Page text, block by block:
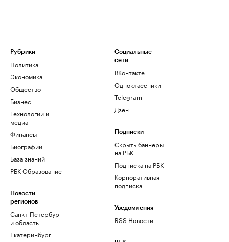
Рубрики
Политика
Экономика
Общество
Бизнес
Технологии и
медиа
Финансы
Биографии
База знаний
РБК Образование
Новости
регионов
Санкт-Петербург
и область
Екатеринбург
Социальные
сети
ВКонтакте
Одноклассники
Telegram
Дзен
Подписки
Скрыть баннеры
на РБК
Подписка на РБК
Корпоративная
подписка
Уведомления
RSS Новости